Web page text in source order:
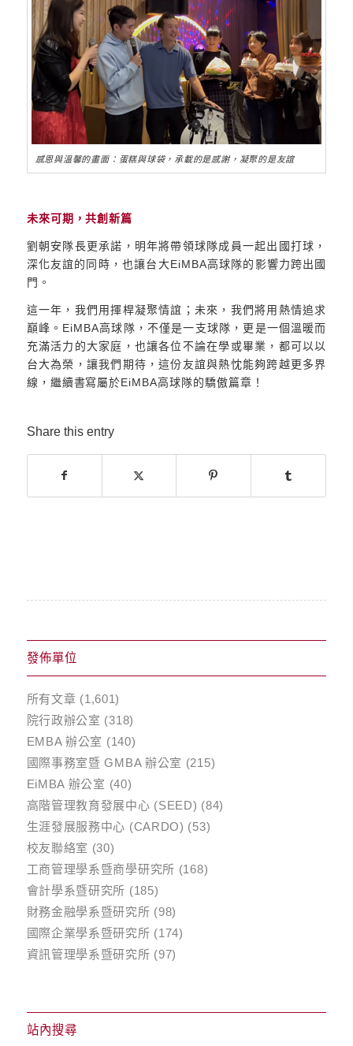
感恩與溫馨的畫面：蛋糕與球袋，承載的是感謝，凝聚的是友誼
未來可期，共創新篇
劉朝安隊長更承諾，明年將帶領球隊成員一起出國打球，
深化友誼的同時，也讓台大EiMBA高球隊的影響力跨出國
門。
這一年，我們用揮桿凝聚情誼；未來，我們將用熱情追求
巔峰。EiMBA高球隊，不僅是一支球隊，更是一個溫暖而
充滿活力的大家庭，也讓各位不論在學或畢業，都可以以
台大為榮，讓我們期待，這份友誼與熱忱能夠跨越更多界
線，繼續書寫屬於EiMBA高球隊的驕傲篇章！
Share this entry
發佈單位
所有文章 (1,601)
院行政辦公室 (318)
EMBA 辦公室 (140)
國際事務室暨 GMBA 辦公室 (215)
EiMBA 辦公室 (40)
高階管理教育發展中心 (SEED) (84)
生涯發展服務中心 (CARDO) (53)
校友聯絡室 (30)
工商管理學系暨商學研究所 (168)
會計學系暨研究所 (185)
財務金融學系暨研究所 (98)
國際企業學系暨研究所 (174)
資訊管理學系暨研究所 (97)
站內搜尋